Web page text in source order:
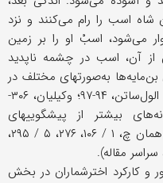
اسب را رام می‌کنند و نزد
می‌شود، اسبْ او را بر زمین
آن، اسب در چشمه ناپدید
چ، ۶ / ۳۸۵- ۳۸۸). این بن‌مایه‌ها به‌صورتهای مختلف در
افسانه‌های شفاهی ما آمده است (نک‍ : الول‌ساتن، ۹۴-۹۷؛ وکیلیان، ۳۰۶-
برای نمونه‌های بیشتر از پیشگوییهای
، نک‍ : فردوسی، همان چ، ۱ / ۱۰۶، ۲۷۶، ۵ / ۲۹۵،
کارکرد اخترشماران در بخش